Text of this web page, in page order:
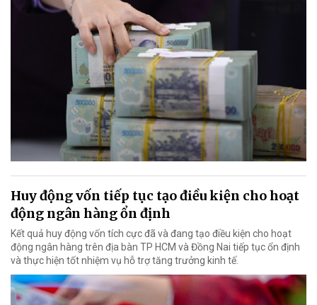
Huy động vốn tiếp tục tạo điều kiện cho hoạt
động ngân hàng ổn định
Kết quả huy động vốn tích cực đã và đang tạo điều kiện cho hoạt
động ngân hàng trên địa bàn TP HCM và Đồng Nai tiếp tục ổn định
và thực hiện tốt nhiệm vụ hỗ trợ tăng trưởng kinh tế.